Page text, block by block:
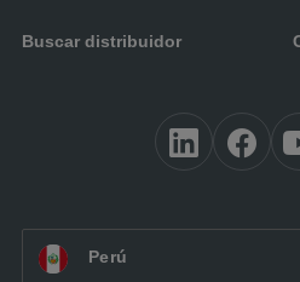
Buscar distribuidor
ES PE:Perú